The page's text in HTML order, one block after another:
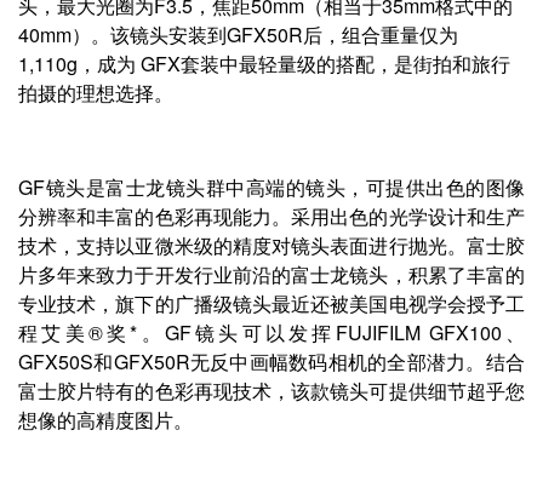
40mm）。该镜头安装到GFX50R后，组合重量仅为
1,110g，成为 GFX套装中最轻量级的搭配，是街拍和旅行
拍摄的理想选择。
GF镜头是富士龙镜头群中高端的镜头，可提供出色的图像
分辨率和丰富的色彩再现能力。采用出色的光学设计和生产
技术，支持以亚微米级的精度对镜头表面进行抛光。富士胶
片多年来致力于开发行业前沿的富士龙镜头，积累了丰富的
专业技术，旗下的广播级镜头最近还被美国电视学会授予工
程艾美®奖*。GF镜头可以发挥FUJIFILM GFX100、
GFX50S和GFX50R无反中画幅数码相机的全部潜力。结合
富士胶片特有的色彩再现技术，该款镜头可提供细节超乎您
想像的高精度图片。